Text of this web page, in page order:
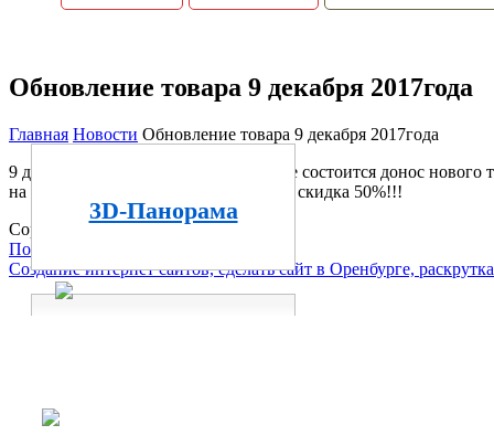
Обновление товара 9 декабря 2017года
Главная Новости Обновление товара 9 декабря 2017года
9 декабря 2017 года в нашем магазине состоится донос
на товар с предыдущего поступления скидка 50%!!!
3D-Панорама
Copyright 2012 -Orenstan.ru
Полезные ссылки
Создание интернет сайтов, сделать сайт в Оренбурге, раскрутка